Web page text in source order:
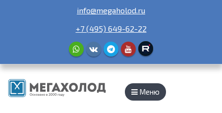
info@megaholod.ru
+7 (495) 649-62-22
Меню